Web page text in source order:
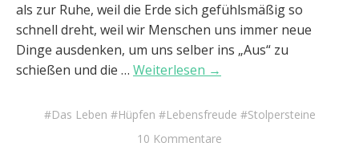
als zur Ruhe, weil die Erde sich gefühlsmäßig so
schnell dreht, weil wir Menschen uns immer neue
Dinge ausdenken, um uns selber ins „Aus“ zu
schießen und die … Weiterlesen →
Das Leben Hüpfen Lebensfreude
Stolpersteine
10 Kommentare